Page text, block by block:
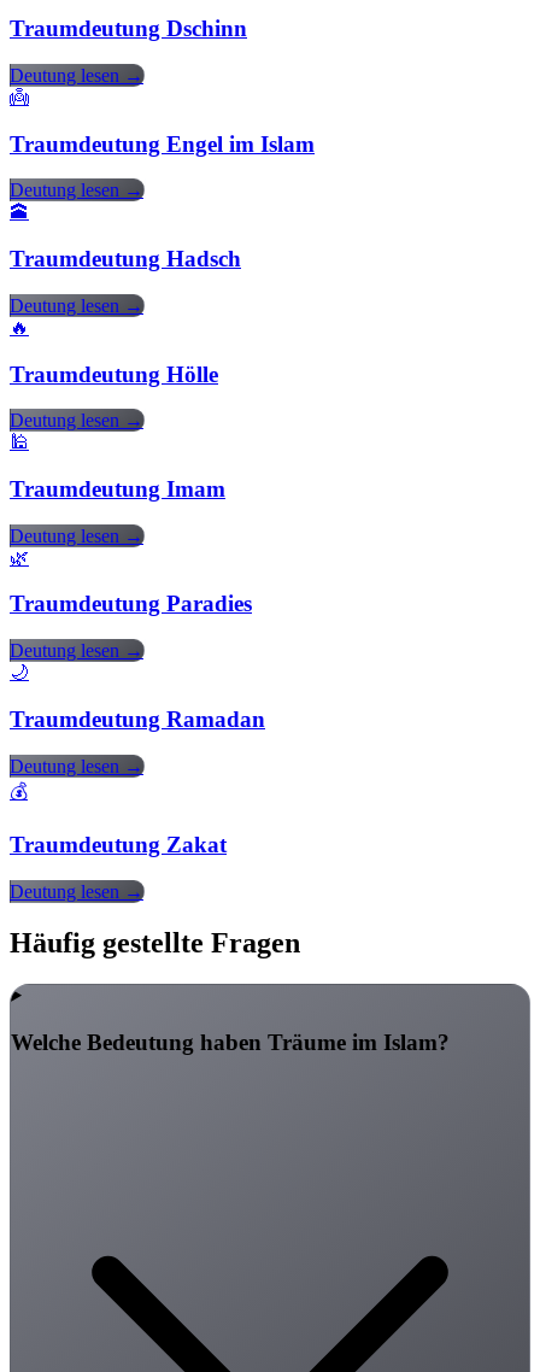
Traumdeutung Dschinn
Deutung lesen →
👼
Traumdeutung Engel im Islam
Deutung lesen →
🕋
Traumdeutung Hadsch
Deutung lesen →
🔥
Traumdeutung Hölle
Deutung lesen →
🕌
Traumdeutung Imam
Deutung lesen →
🌿
Traumdeutung Paradies
Deutung lesen →
🌙
Traumdeutung Ramadan
Deutung lesen →
💰
Traumdeutung Zakat
Deutung lesen →
Häufig gestellte Fragen
Welche Bedeutung haben Träume im Islam?